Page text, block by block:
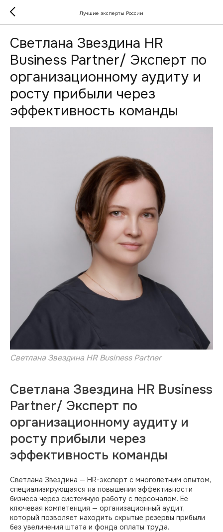
Лучшие эксперты России
Светлана Звездина HR
Business Partner/ Эксперт по
организационному аудиту и
росту прибыли через
эффективность команды
Светлана Звездина HR Business Partner
Светлана Звездина HR Business
Partner/ Эксперт по
организационному аудиту и
росту прибыли через
эффективность команды
Светлана Звездина — HR-эксперт с многолетним опытом,
специализирующаяся на повышении эффективности
бизнеса через системную работу с персоналом. Ее
ключевая компетенция — организационный аудит,
который позволяет находить скрытые резервы прибыли
без увеличения штата и фонда оплаты труда.